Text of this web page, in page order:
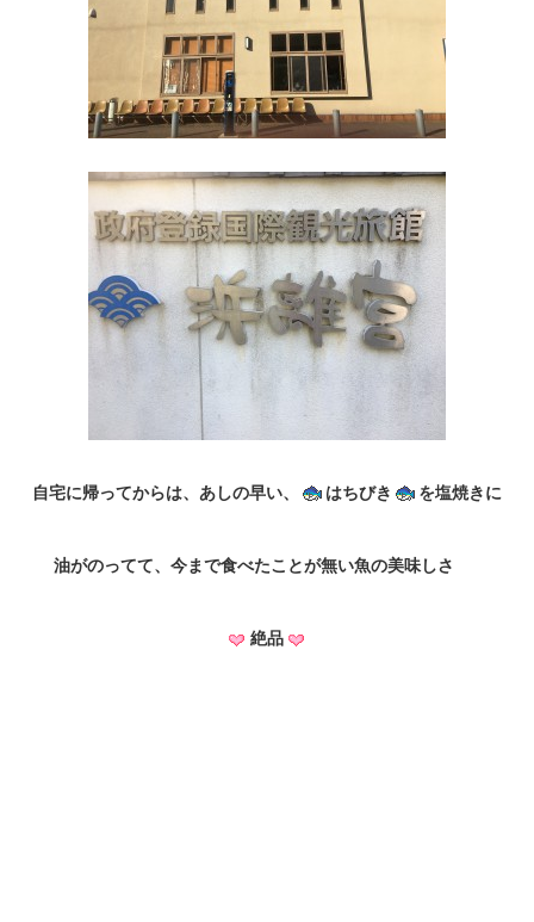
自宅に帰ってからは、あしの早い、 はちびき を塩焼きに
油がのってて、今まで食べたことが無い魚の美味しさ
絶品